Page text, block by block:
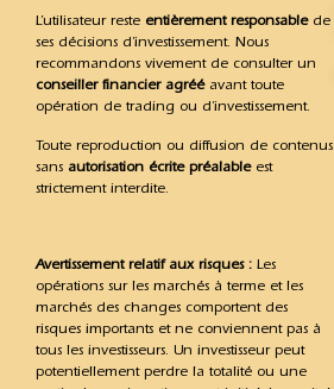
L’utilisateur reste entièrement responsablede
ses décisions d’investissement. Nous
recommandons vivement de consulter un
conseiller financier agrééavant toute
opération de trading ou d’investissement.
Toute reproduction ou diffusion de contenus
sans autorisation écrite préalableest
strictement interdite.
Avertissement relatif aux risques : Les
opérations sur les marchés à terme et les
marchés des changes comportent des
risques importants et ne conviennent pas à
tous les investisseurs. Un investisseur peut
potentiellement perdre la totalité ou une